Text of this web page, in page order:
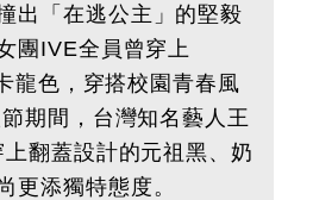
出「在逃公主」的堅毅
團IVE全員曾穿上
龍色，穿搭校園青春風
期間，台灣知名藝人王
翻蓋設計的元祖黑、奶
更添獨特態度。